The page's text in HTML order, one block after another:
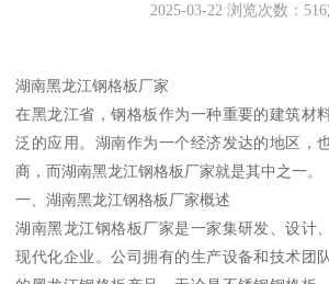
2025-03-22浏览次数： 516
湖南黑龙江钢格板厂家
在黑龙江省，钢格板作为一种重要的建筑材
泛的应用。湖南作为一个经济发达的地区，
商，而湖南黑龙江钢格板厂家就是其中之一。
一、湖南黑龙江钢格板厂家概述
湖南黑龙江钢格板厂家是一家集研发、设计
现代化企业。公司拥有的生产设备和技术团